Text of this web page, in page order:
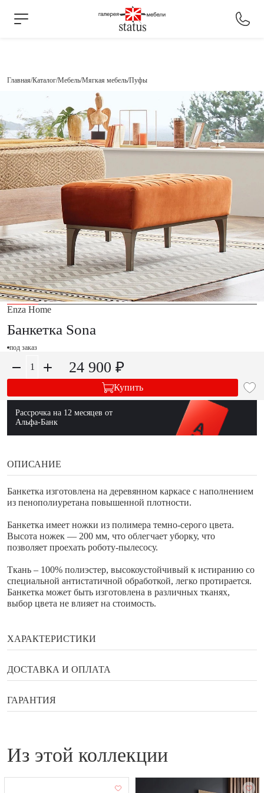
Главная Каталог Мебель Мягкая мебель Пуфы
Enza Home
Банкетка Sona
под заказ
24 900 ₽
Купить
Рассрочка на 12 месяцев от
Альфа-Банк
ОПИСАНИЕ
Банкетка изготовлена на деревянном каркасе с наполнением
из пенополиуретана повышенной плотности.
Банкетка имеет ножки из полимера темно-серого цвета.
Высота ножек — 200 мм, что облегчает уборку, что
позволяет проехать роботу-пылесосу.
Ткань – 100% полиэстер, высокоустойчивый к истиранию со
специальной антистатичной обработкой, легко протирается.
Банкетка может быть изготовлена в различных тканях,
выбор цвета не влияет на стоимость.
ХАРАКТЕРИСТИКИ
Бренд
Страна
ДОСТАВКА И ОПЛАТА
Способы оплаты
Наличными в галереи мебели Status
ГАРАНТИЯ
Гарантийный документ — договор, который выдаётся
покупателю вместе с товаром.
из этой коллекции